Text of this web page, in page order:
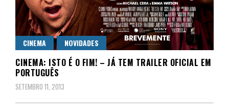
CINEMA NOVIDADES
CINEMA: ISTO É O FIM! – JÁ TEM TRAILER OFICIAL EM
PORTUGUÊS
SETEMBRO 11, 2013